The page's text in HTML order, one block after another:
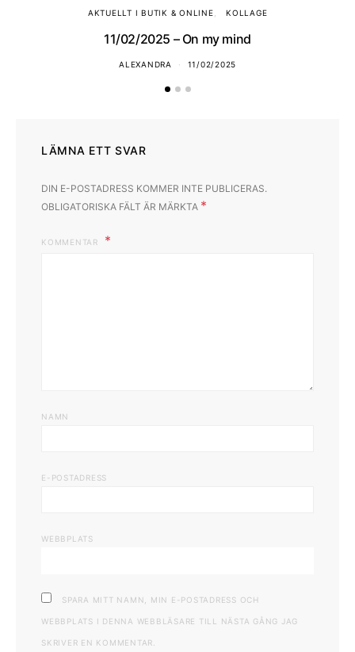
AKTUELLT I BUTIK & ONLINE KOLLAGE
11/02/2025 – On my mind
ALEXANDRA 11/02/2025
LÄMNA ETT SVAR
DIN E-POSTADRESS KOMMER INTE PUBLICERAS.
OBLIGATORISKA FÄLT ÄR MÄRKTA *
KOMMENTAR
NAMN
E-POSTADRESS
WEBBPLATS
SPARA MITT NAMN, MIN E-POSTADRESS OCH
WEBBPLATS I DENNA WEBBLÄSARE TILL NÄSTA GÅNG JAG
SKRIVER EN KOMMENTAR.